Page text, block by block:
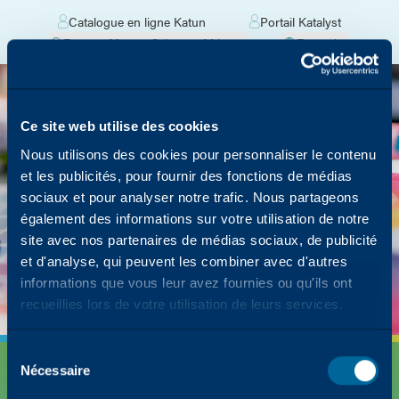
Ce site web utilise des cookies
Nous utilisons des cookies pour personnaliser le contenu
et les publicités, pour fournir des fonctions de médias
sociaux et pour analyser notre trafic. Nous partageons
également des informations sur votre utilisation de notre
site avec nos partenaires de médias sociaux, de publicité
et d'analyse, qui peuvent les combiner avec d'autres
informations que vous leur avez fournies ou qu'ils ont
recueillies lors de votre utilisation de leurs services.
desNécessaire
Catalogue en ligne Katun
Portail Katalyst
Europe, Moyen-Orient et Afrique
Français
recherchez a été
oubliée dans la
photocopieuse.
Mais nous avons beaucoup d'autres contenus
sur la façon dont Katun peut simplifier votre
succès !
Retour à la page d'accueil